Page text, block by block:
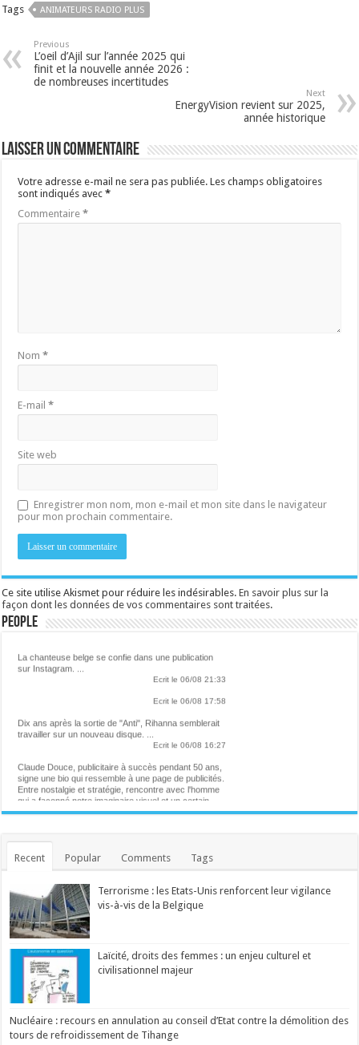
Tags ANIMATEURS RADIO PLUS
Previous
L’oeil d’Ajil sur l’année 2025 qui
finit et la nouvelle année 2026 :
de nombreuses incertitudes
Next
EnergyVision revient sur 2025,
année historique
Laisser un commentaire
Votre adresse e-mail ne sera pas publiée. Les champs obligatoires
sont indiqués avec*
Commentaire*
Nom*
E-mail*
Site web
Enregistrer mon nom, mon e-mail et mon site dans le navigateur
pour mon prochain commentaire.
Ce site utilise Akismet pour réduire les indésirables.En savoir plus sur la
façon dont les données de vos commentaires sont traitées.
People
Lalibre.be - CULTURE
sur Instagram. ...
Dix ans après la sortie de "Anti", Rihanna semblerait
travailler sur un nouveau disque. ...
Ecrit le 06/08 16:27
Claude Douce, publicitaire à succès pendant 50 ans,
signe une bio qui ressemble à une page de publicités.
Entre nostalgie et stratégie, rencontre avec l'homme
qui a façonné notre imaginaire visuel et un certain
...
La chanteuse belge sera aux côtés de plusieurs
autres artistes. ...
André Le Nôtre, le seul devant qui s'inclinait Louis XIV
Jardinier en chef de Versailles depuis cinquante ans,
Alain Baraton a planté plus de 200 000 arbres. ...
"At the Place of Ghosts" : comment affronter les
spectres de son enfance ?
Ce film envoûtant explore le trauma de deux frères
ainsi que les traditions de leur peuple autochtone de
l'Est du Canada. Ce mercredi sur grand écran. ...
Venu d'Allemagne, un drame qui étudie les rapports
parents-enfants par le prisme du fantastique. À voir
ce mercredi sur grand écran. ...
Recent Popular Comments Tags
Terrorisme : les Etats-Unis renforcent leur vigilance
vis-à-vis de la Belgique
Laïcité, droits des femmes : un enjeu culturel et
civilisationnel majeur
Nucléaire : recours en annulation au conseil d’Etat contre la démolition des
tours de refroidissement de Tihange